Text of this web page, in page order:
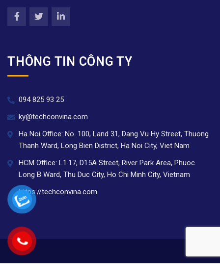
THÔNG TIN CÔNG TY
094 825 93 25
ky@techconvina.com
Ha Noi Office: No. 100, Land 31, Dang Vu Hy Street, Thuong
Thanh Ward, Long Bien District, Ha Noi City, Viet Nam
HCM Office: L1.17, D15A Street, River Park Area, Phuoc
Long B Ward, Thu Duc City, Ho Chi Minh City, Vietnam
https://techconvina.com